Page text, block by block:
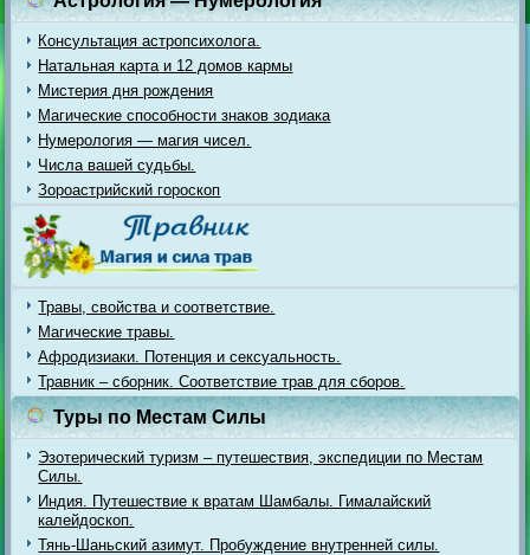
Консультация астропсихолога.
Натальная карта и 12 домов кармы
Мистерия дня рождения
Магические способности знаков зодиака
Нумерология — магия чисел.
Числа вашей судьбы.
Зороастрийский гороскоп
Травы, свойства и соответствие.
Магические травы.
Афродизиаки. Потенция и сексуальность.
Травник – сборник. Соответствие трав для сборов.
Туры по Местам Силы
Эзотерический туризм – путешествия, экспедиции по Местам
Силы.
Индия. Путешествие к вратам Шамбалы. Гималайский
калейдоскоп.
Тянь-Шаньский азимут. Пробуждение внутренней силы.